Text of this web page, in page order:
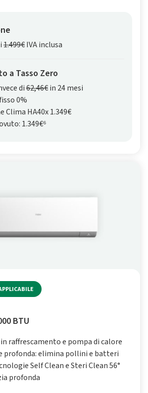
1.499€IVA inclusa
a Tasso Zero
di62,46€in 24 mesi
0%
Clima HA40x 1.349€
1.349€⁶
BTU
in raffrescamento e pompa di calore
profonda: elimina pollini e batteri
Self Clean e Steri Clean 56°
profonda